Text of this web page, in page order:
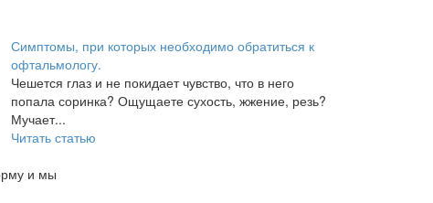
Симптомы, при которых необходимо обратиться к
офтальмологу.
Чешется глаз и не покидает чувство, что в него
попала соринка? Ощущаете сухость, жжение, резь?
Мучает...
Читать статью
и мы